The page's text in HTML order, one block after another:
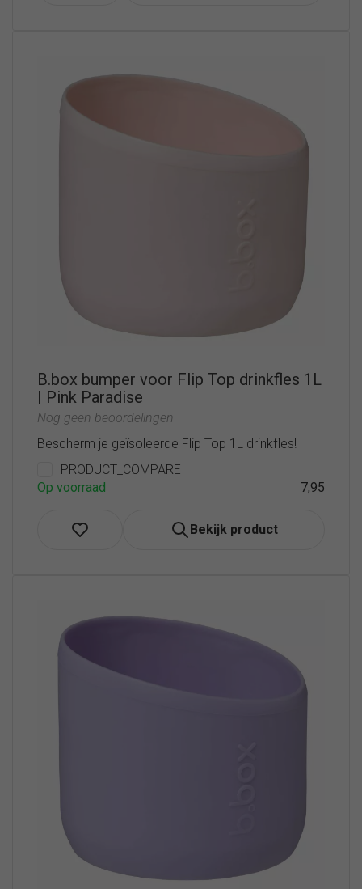
B.box bumper voor Flip Top drinkfles 1L
| Pink Paradise
Nog geen beoordelingen
Bescherm je geïsoleerde Flip Top 1L drinkfles!
PRODUCT_COMPARE
Op voorraad
7,95
Bekijk product